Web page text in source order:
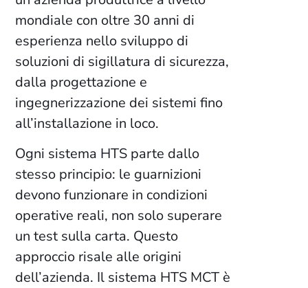
mondiale con oltre 30 anni di
esperienza nello sviluppo di
soluzioni di sigillatura di sicurezza,
dalla progettazione e
ingegnerizzazione dei sistemi fino
all’installazione in loco.
Ogni sistema HTS parte dallo
stesso principio: le guarnizioni
devono funzionare in condizioni
operative reali, non solo superare
un test sulla carta. Questo
approccio risale alle origini
dell’azienda. Il sistema HTS MCT è